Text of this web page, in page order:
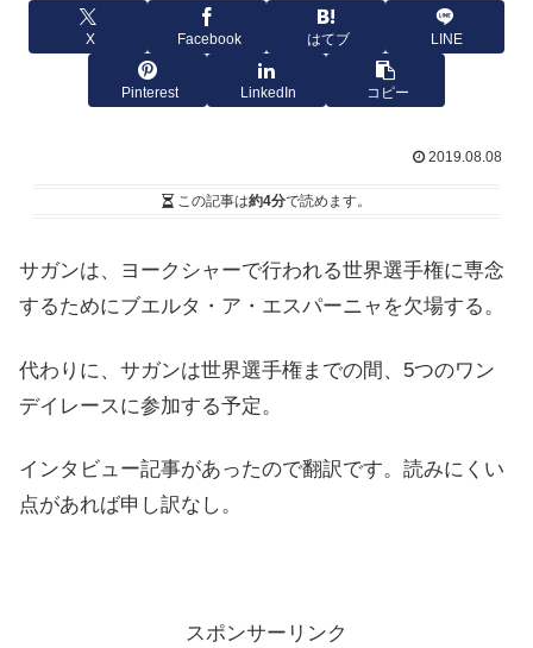
X Facebook はてブ LINE
Pinterest LinkedIn コピー
2019.08.08
この記事は約4分で読めます。
サガンは、ヨークシャーで行われる世界選手権に専念
するためにブエルタ・ア・エスパーニャを欠場する。
代わりに、サガンは世界選手権までの間、5つのワン
デイレースに参加する予定。
インタビュー記事があったので翻訳です。読みにくい
点があれば申し訳なし。
スポンサーリンク